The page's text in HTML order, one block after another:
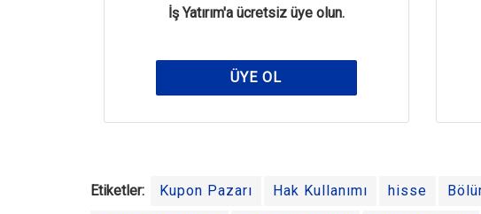
İş Yatırım'a ücretsiz üye olun.
ÜYE OL
Etiketler: Kupon Pazarı Hak Kullanımı hisse